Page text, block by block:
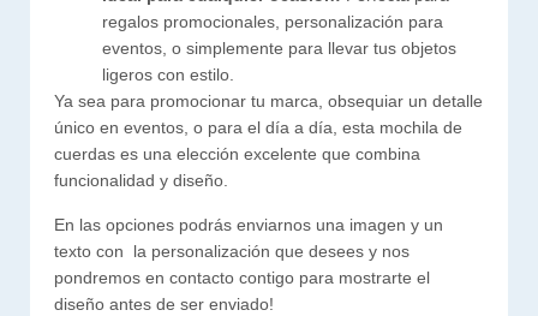
regalos promocionales, personalización para
eventos, o simplemente para llevar tus objetos
ligeros con estilo.
Ya sea para promocionar tu marca, obsequiar un detalle
único en eventos, o para el día a día, esta mochila de
cuerdas es una elección excelente que combina
funcionalidad y diseño.
En las opciones podrás enviarnos una imagen y un
texto con la personalización que desees y nos
pondremos en contacto contigo para mostrarte el
diseño antes de ser enviado!